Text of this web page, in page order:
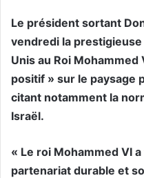
Le président sortant
vendredi la
Unis au Roi
positif » sur le paysage
citant notamment la
Israël.
« Le roi Mohammed VI
partenariat durable et